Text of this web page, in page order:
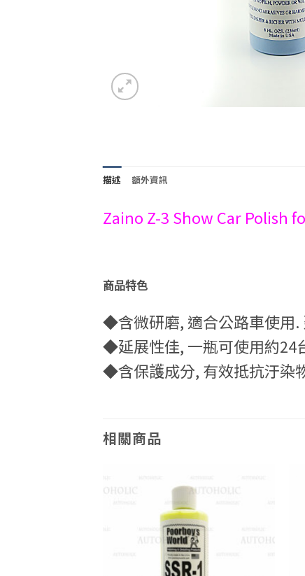
描述 額外資訊
Zaino Z-3 Show Car Polish
商品特色
◆含微研磨, 適合公路車使用.
◆延展性佳, 一瓶可使用約24
◆含保護成分, 有效抵抗汙染
相關商品